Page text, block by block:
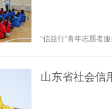
“信益行”青年志愿者
山东省社会信